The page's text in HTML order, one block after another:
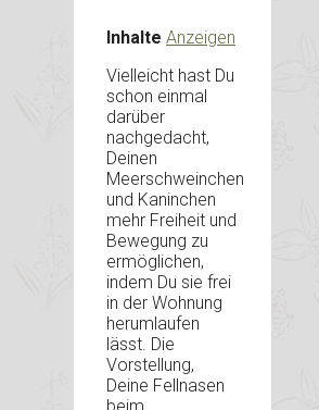
Inhalte Anzeigen
Vielleicht hast Du
schon einmal
darüber
nachgedacht,
Deinen
Meerschweinchen
und Kaninchen
mehr Freiheit und
Bewegung zu
ermöglichen,
indem Du sie frei
in der Wohnung
herumlaufen
lässt. Die
Vorstellung,
Deine Fellnasen